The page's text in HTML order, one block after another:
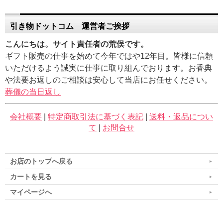
引き物ドットコム 運営者ご挨拶
こんにちは。サイト責任者の荒俣です。
ギフト販売の仕事を始めて今年ではや12年目。皆様に信頼
いただけるよう誠実に仕事に取り組んでおります。お香典
や法要お返しのご相談は安心して当店にお任せください。
葬儀の当日返し
会社概要 特定商取引法に基づく表記
送料・返品につい
て
お問合せ
お店のトップへ戻る
カートを見る
マイページへ